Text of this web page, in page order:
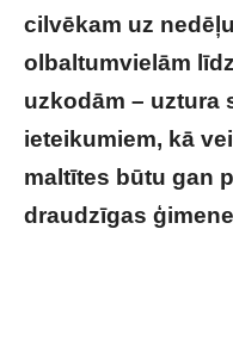
cilvēkam uz
olbaltumvielām
uzkodām – uztura
ieteikumiem, kā
maltītes būtu gan
draudzīgas